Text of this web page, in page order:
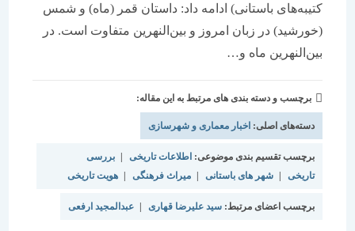
کتیبه‌های باستانی) ادامه داد: داستان قمر (ماه) و شمس
(خورشید) در زبان امروز و بین‌النهرین متفاوت است. در
بین‌النهرین ماه و…
برچسب و دسته بندی های مرتبط به این مقاله:
دسته‌های اصلی:اخبار معماری و شهرسازی
برچسب تقسیم بندی موضوعی:اطلاعات تاریخی |
بررسی
تاریخی | شهر های باستانی | میراث فرهنگی | هویت تاریخی
برچسب اعضای مرتبط:سید علیرضا قهاری | عبدالمجید ارفعی